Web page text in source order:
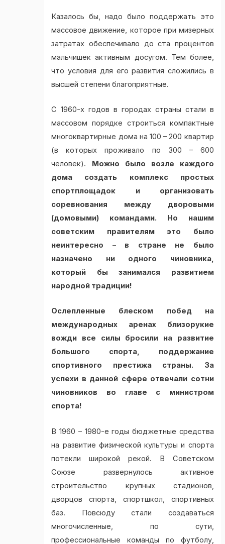
Казалось бы, надо было поддержать это
массовое движение, которое при мизерных
затратах обеспечивало до ста процентов
мальчишек активным досугом. Тем более,
что условия для его развития сложились в
высшей степени благоприятные.
С 1960-х годов в городах страны стали в
массовом порядке строиться компактные
многоквартирные дома на 100 – 200 квартир
(в которых проживало по 300 – 600
человек). Можно было возле каждого
дома создать комплекс простых
спортплощадок и организовать
соревнования между дворовыми
(домовыми) командами. Но нашим
советским правителям это было
неинтересно – в стране не было
назначено ни одного чиновника,
который бы занимался развитием
народной традиции!
Ослепленные блеском побед на
международных аренах близорукие
вожди все силы бросили на развитие
большого спорта, поддержание
спортивного престижа страны. За
успехи в данной сфере отвечали сотни
чиновников во главе с министром
спорта!
В 1960 – 1980-е годы бюджетные средства
на развитие физической культуры и спорта
потекли широкой рекой. В Советском
Союзе развернулось активное
строительство крупных стадионов,
дворцов спорта, спортшкол, спортивных
баз. Повсюду стали создаваться
многочисленные, по сути,
профессиональные команды по футболу,